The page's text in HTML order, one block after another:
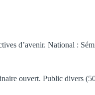
d’avenir. National :
ouvert. Public divers